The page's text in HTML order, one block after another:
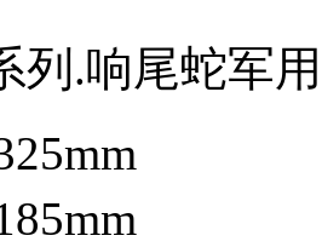
列.响尾蛇军